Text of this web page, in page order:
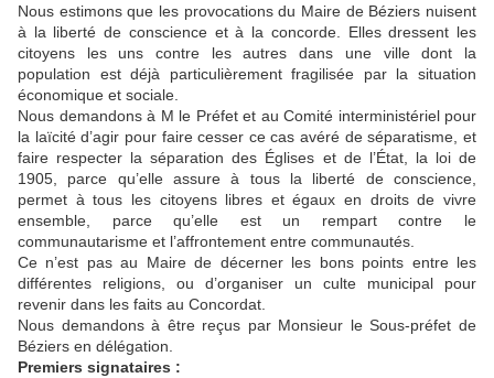
Nous estimons que les provocations du Maire de Béziers nuisent
à la liberté de conscience et à la concorde. Elles dressent les
citoyens les uns contre les autres dans une ville dont la
population est déjà particulièrement fragilisée par la situation
économique et sociale.
Nous demandons à M le Préfet et au Comité interministériel pour
la laïcité d’agir pour faire cesser ce cas avéré de séparatisme, et
faire respecter la séparation des Églises et de l’État, la loi de
1905, parce qu’elle assure à tous la liberté de conscience,
permet à tous les citoyens libres et égaux en droits de vivre
ensemble, parce qu’elle est un rempart contre le
communautarisme et l’affrontement entre communautés.
Ce n’est pas au Maire de décerner les bons points entre les
différentes religions, ou d’organiser un culte municipal pour
revenir dans les faits au Concordat.
Nous demandons à être reçus par Monsieur le Sous-préfet de
Béziers en délégation.
Premiers signataires :